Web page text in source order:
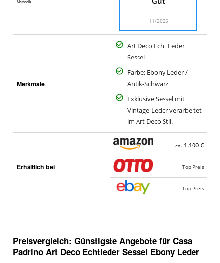
Methodik
11/2025
Merkmale
Art Deco Echt Leder
Sessel
Farbe: Ebony Leder /
Antik-Schwarz
Exklusive Sessel mit
Vintage-Leder verarbeitet
im Art Deco Stil.
Erhältlich bei
ca. 1.100 €
Top Preis
Top Preis
Preisvergleich: Günstigste Angebote für Casa
Padrino Art Deco Echtleder Sessel Ebony Leder